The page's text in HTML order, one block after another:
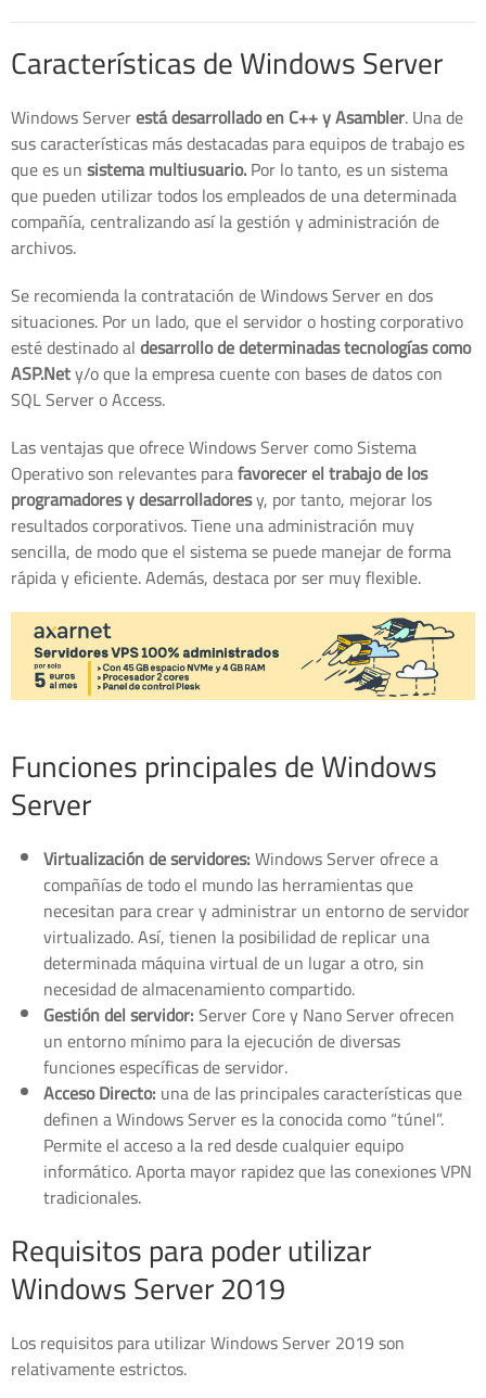
Características de Windows Server
Windows Serverestá desarrollado en C++ y Asambler. Una de
sus características más destacadas para equipos de trabajo es
que es unsistema multiusuario.Por lo tanto, es un sistema
que pueden utilizar todos los empleados de una determinada
compañía, centralizando así la gestión y administración de
archivos.
Se recomienda la contratación de Windows Server en dos
situaciones. Por un lado, que el servidor o hosting corporativo
esté destinado aldesarrollo de determinadas tecnologías como
ASP.Nety/o que la empresa cuente con bases de datos con
SQL Server o Access.
Las ventajas que ofrece Windows Server como Sistema
Operativo son relevantes parafavorecer el trabajo de los
programadores y desarrolladoresy, por tanto, mejorar los
resultados corporativos. Tiene una administración muy
sencilla, de modo que el sistema se puede manejar de forma
rápida y eficiente. Además, destaca por ser muy flexible.
Funciones principales de Windows
Server
Virtualización de servidores:Windows Server ofrece a
compañías de todo el mundo las herramientas que
necesitan para crear y administrar un entorno de servidor
virtualizado. Así, tienen la posibilidad de replicar una
determinada máquina virtual de un lugar a otro, sin
necesidad de almacenamiento compartido.
Gestión del servidor:Server Core y Nano Server ofrecen
un entorno mínimo para la ejecución de diversas
funciones específicas de servidor.
Acceso Directo: una de las principales características que
definen a Windows Server es la conocida como “túnel”.
Permite el acceso a la red desde cualquier equipo
informático. Aporta mayor rapidez que las conexiones VPN
tradicionales.
Requisitos para poder utilizar
Windows Server 2019
Los requisitos para utilizar Windows Server 2019 son
relativamente estrictos.